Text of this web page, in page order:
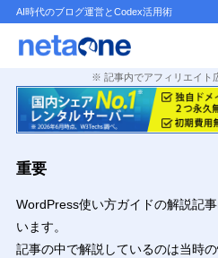
AI時代のブログ運営とCodex活用術
※ 記事内でアフィリエイト
重要
WordPress使い方ガイドの解説記
います。
記事の中で解説しているのは当時
目次
1 はじめに
1.1 メニュー機能とは？
2.1 メニュー編集画面の使い方